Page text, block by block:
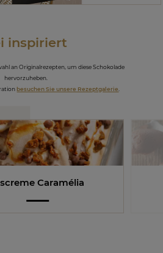
inspiriert
an Originalrezepten, um diese Schokolade
hervorzuheben.
besuchen Sie unsere Rezeptgalerie
Caramélia